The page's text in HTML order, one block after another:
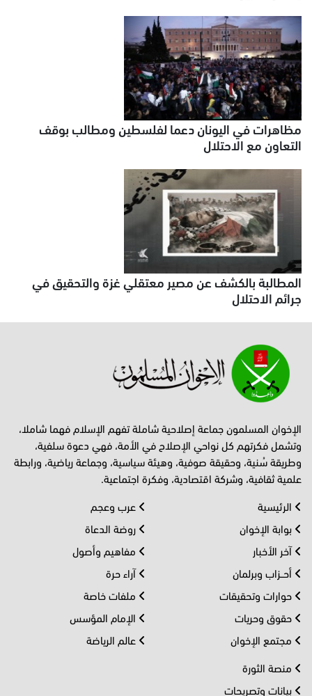
مظاهرات في اليونان دعما لفلسطين ومطالب بوقف
التعاون مع الاحتلال
المطالبة بالكشف عن مصير معتقلي غزة والتحقيق في
جرائم الاحتلال
الإخوان المسلمون جماعة إصلاحية شاملة تفهم الإسلام فهما شاملا،
وتشمل فكرتهم كل نواحي الإصلاح في الأمة، فهي دعوة سلفية،
وطريقة سُنية، وحقيقة صوفية، وهيئة سياسية، وجماعة رياضية، ورابطة
علمية ثقافية، وشركة اقتصادية، وفكرة اجتماعية.
الرئيسية
بوابة الإخوان
آخر الأخبار
أحــزاب وبرلمان
حوارات وتحقيقات
حقوق وحريات
مجتمع الإخوان
عرب وعجم
روضة الدعاة
مفاهيم وأصول
آراء حرة
ملفات خاصة
الإمام المؤسس
عالم الرياضة
منصة الثورة
بيانات وتصريحات